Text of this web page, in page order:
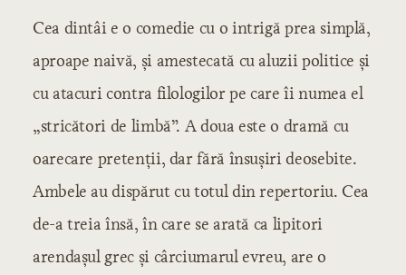
Cea dintâi e o comedie cu o intrigă prea simplă,
aproape naivă, şi amestecată cu aluzii politice şi
cu atacuri contra filologilor pe care îi numea el
„stricători de limbă”. A doua este o dramă cu
oarecare pretenţii, dar fără însuşiri deosebite.
Ambele au dispărut cu totul din repertoriu. Cea
de-a treia însă, în care se arată ca lipitori
arendaşul grec şi cârciumarul evreu, are o